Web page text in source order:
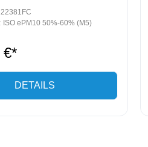
ISO ePM10 50%-60% (M5)
€*
DETAILS